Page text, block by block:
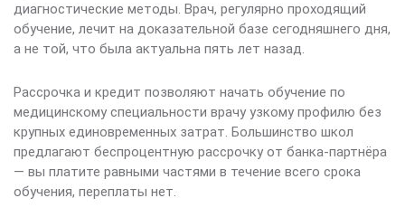
диагностические методы. Врач, регулярно проходящий
обучение, лечит на доказательной базе сегодняшнего дня,
а не той, что была актуальна пять лет назад.
Рассрочка и кредит позволяют начать обучение по
медицинскому специальности врачу узкому профилю без
крупных единовременных затрат. Большинство школ
предлагают беспроцентную рассрочку от банка-партнёра
— вы платите равными частями в течение всего срока
обучения, переплаты нет.